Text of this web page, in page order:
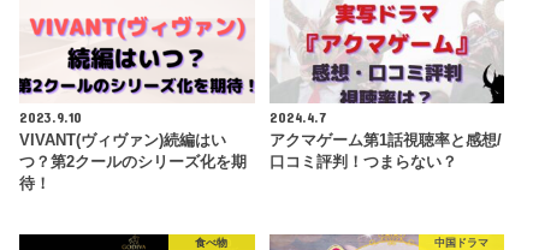
2023.9.10
VIVANT(ヴィヴァン)続編はい
つ？第2クールのシリーズ化を期
待！
2024.4.7
アクマゲーム第1話視聴率と感想/
口コミ評判！つまらない？
食べ物 中国ドラマ